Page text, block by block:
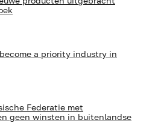
a priority industry in
Federatie met
geen winsten in buitenlandse